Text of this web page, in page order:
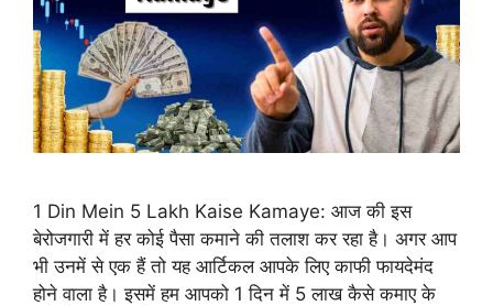
1 Din Mein 5 Lakh Kaise Kamaye: आज की इस
बेरोजगारी में हर कोई पैसा कमाने की तलाश कर रहा है। अगर आप
भी उनमें से एक हैं तो यह आर्टिकल आपके लिए काफी फायदेमंद
होने वाला है। इसमें हम आपको 1 दिन में 5 लाख कैसे कमाए के